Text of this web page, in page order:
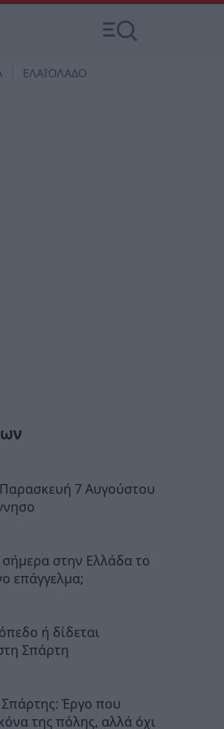
ΕΛΑΙΟΛΑΔΟ
7 Αυγούστου
στην Ελλάδα το
επάγγελμα;
ή δίδεται
Σπάρτη
Έργο που
της πόλης, αλλά όχι